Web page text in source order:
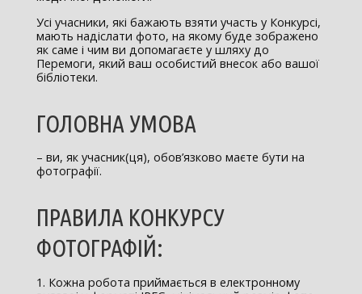
Усі учасники, які бажають взяти участь у Конкурсі,
мають надіслати фото, на якому буде зображено
як саме і чим ви допомагаєте у шляху до
Перемоги, який ваш особистий внесок або вашої
бібліотеки.
ГОЛОВНА УМОВА
– ви, як учасник(ця), обов’язково маєте бути на
фотографії.
ПРАВИЛА КОНКУРСУ
ФОТОГРАФІЙ:
1. Кожна робота приймається в електронному